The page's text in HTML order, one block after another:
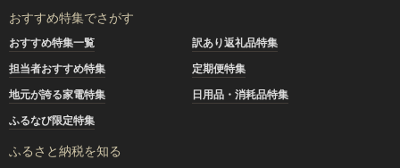
おすすめ特集でさがす
おすすめ特集一覧
訳あり返礼品特集
担当者おすすめ特集
定期便特集
地元が誇る家電特集
日用品・消耗品特集
ふるなび限定特集
ふるさと納税を知る